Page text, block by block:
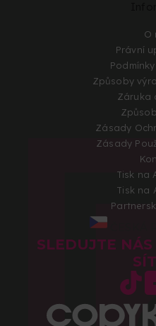
O
Právní
Způsoby
Záruka
Zásady
Zásady
Tisk na
Tisk na
SLEDUJTE